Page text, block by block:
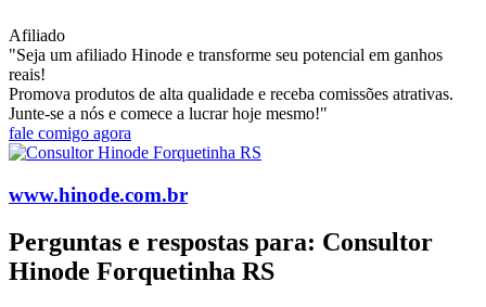
Afiliado
"Seja um afiliado Hinode e transforme seu potencial em ganhos
reais!
Promova produtos de alta qualidade e receba comissões atrativas.
Junte-se a nós e comece a lucrar hoje mesmo!"
fale comigo agora
www.hinode.com.br
Perguntas e respostas para: Consultor
Hinode Forquetinha RS